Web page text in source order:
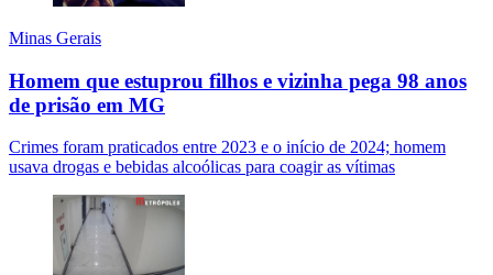
Minas Gerais
Homem que estuprou filhos e vizinha pega 98 anos
de prisão em MG
Crimes foram praticados entre 2023 e o início de 2024; homem
usava drogas e bebidas alcoólicas para coagir as vítimas